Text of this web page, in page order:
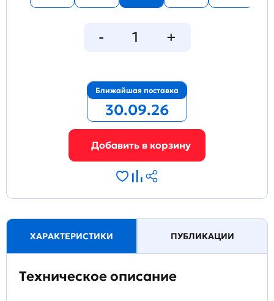
Ближайшая поставка
30.09.26
ХАРАКТЕРИСТИКИ ПУБЛИКАЦИИ
Техническое описание